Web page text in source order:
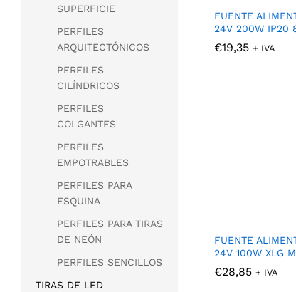
FUENTE
24V 200W IP20
€19,35 + IVA
€19,35
FUENTE
24V 100W XLG
€28,85 + IVA
€28,85
SUPERFICIE
PERFILES
ARQUITECTÓNICOS
PERFILES
CILÍNDRICOS
PERFILES
COLGANTES
PERFILES
EMPOTRABLES
PERFILES PARA
ESQUINA
PERFILES PARA TIRAS
DE NEÓN
PERFILES SENCILLOS
TIRAS DE LED